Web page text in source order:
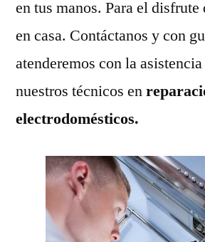
en tus manos. Para el disfrute
en casa. Contáctanos y con
atenderemos con la
nuestros técnicos en
electrodomésticos.